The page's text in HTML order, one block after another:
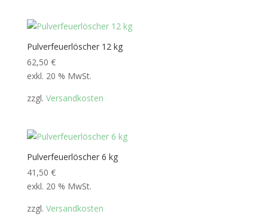
Pulverfeuerlöscher 12 kg
62,50 €
exkl. 20 % MwSt.
zzgl. Versandkosten
Pulverfeuerlöscher 6 kg
41,50 €
exkl. 20 % MwSt.
zzgl. Versandkosten